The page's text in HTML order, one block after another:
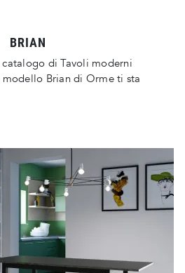
BRIAN
di Tavoli moderni
Brian di Orme ti sta